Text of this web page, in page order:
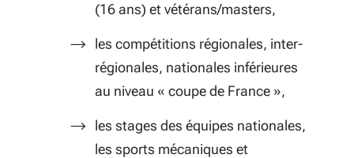
(16 ans) et vétérans/masters,
les compétitions régionales, inter-
régionales, nationales inférieures
au niveau « coupe de France »,
les stages des équipes nationales,
les sports mécaniques et